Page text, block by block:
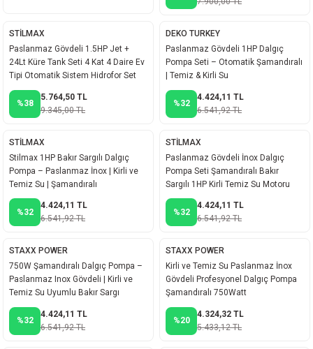
STİLMAX
Paslanmaz Gövdeli 1.5HP Jet +
24Lt Küre Tank Seti 4 Kat 4 Daire Ev
Tipi Otomatik Sistem Hidrofor Set
%38
5.764,50 TL
9.345,00 TL
DEKO TURKEY
Paslanmaz Gövdeli 1HP Dalgıç
Pompa Seti – Otomatik Şamandıralı
| Temiz & Kirli Su
%32
4.424,11 TL
6.541,92 TL
STİLMAX
Stilmax 1HP Bakır Sargılı Dalgıç
Pompa – Paslanmaz İnox | Kirli ve
Temiz Su | Şamandıralı
%32
4.424,11 TL
6.541,92 TL
STİLMAX
Paslanmaz Gövdeli İnox Dalgıç
Pompa Seti Şamandıralı Bakır
Sargılı 1HP Kirli Temiz Su Motoru
%32
4.424,11 TL
6.541,92 TL
STAXX POWER
750W Şamandıralı Dalgıç Pompa –
Paslanmaz Inox Gövdeli | Kirli ve
Temiz Su Uyumlu Bakır Sargı
Copper
%32
4.424,11 TL
6.541,92 TL
STAXX POWER
Kirli ve Temiz Su Paslanmaz İnox
Gövdeli Profesyonel Dalgıç Pompa
Şamandıralı 750Watt
%20
4.324,32 TL
5.433,12 TL